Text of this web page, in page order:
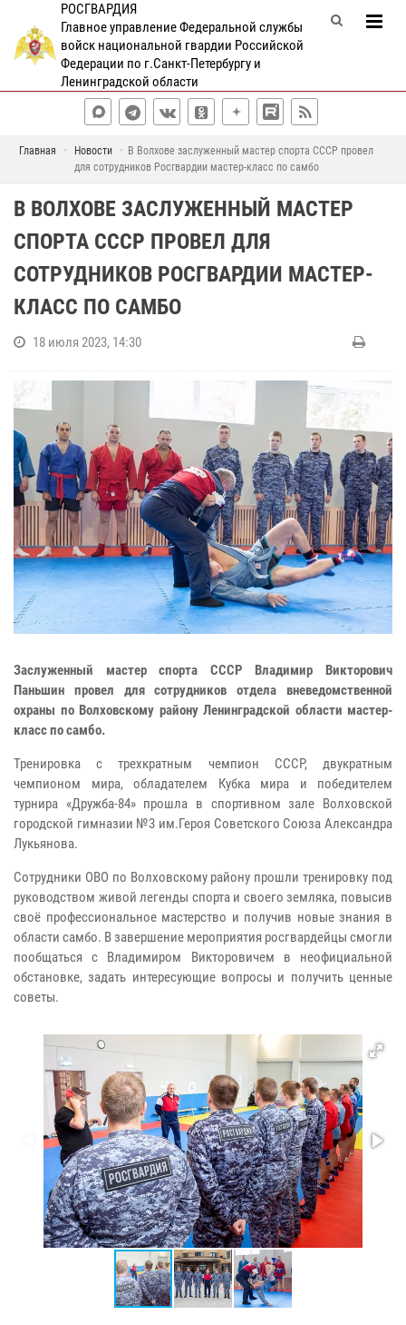
РОСГВАРДИЯ
Главное управление Федеральной службы
войск национальной гвардии Российской
Федерации по г.Санкт-Петербургу и
Ленинградской области
Главная Новости
В Волхове заслуженный мастер спорта СССР провел
для сотрудников Росгвардии мастер-класс по самбо
В ВОЛХОВЕ ЗАСЛУЖЕННЫЙ МАСТЕР
СПОРТА СССР ПРОВЕЛ ДЛЯ
СОТРУДНИКОВ РОСГВАРДИИ МАСТЕР-
КЛАСС ПО САМБО
18 июля 2023, 14:30
Заслуженный мастер спорта СССР Владимир Викторович
Паньшин провел для сотрудников отдела вневедомственной
охраны по Волховскому району Ленинградской области мастер-
класс по самбо.
Тренировка с трехкратным чемпион СССР, двукратным
чемпионом мира, обладателем Кубка мира и победителем
турнира «Дружба-84» прошла в спортивном зале Волховской
городской гимназии №3 им.Героя Советского Союза Александра
Лукьянова.
Сотрудники ОВО по Волховскому району прошли тренировку под
руководством живой легенды спорта и своего земляка, повысив
своё профессиональное мастерство и получив новые знания в
области самбо. В завершение мероприятия росгвардейцы смогли
пообщаться с Владимиром Викторовичем в неофициальной
обстановке, задать интересующие вопросы и получить ценные
советы.